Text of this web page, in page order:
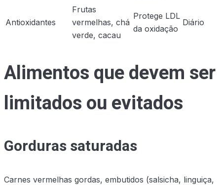
Antioxidantes
Frutas
vermelhas, chá
verde, cacau
Protege LDL
da oxidação
Diário
Alimentos que devem ser
limitados ou evitados
Gorduras saturadas
Carnes vermelhas gordas, embutidos (salsicha, linguiça,